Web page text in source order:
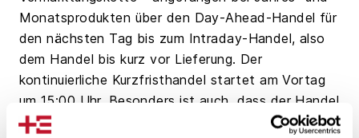
Monatsprodukten über den Day-Ahead-Handel für
den nächsten Tag bis zum Intraday-Handel, also
dem Handel bis kurz vor Lieferung. Der
kontinuierliche Kurzfristhandel startet am Vortag
um 15:00 Uhr. Besonders ist auch, dass der Handel
bis fünf Minuten vor Lieferung möglich ist. Die